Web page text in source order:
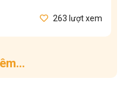
263 lượt xem